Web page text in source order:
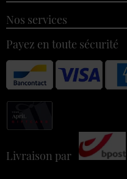
Nos services
Payez en toute sécurité
Livraison par